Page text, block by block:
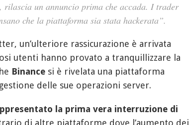
rilascia un annuncio prima che accada. I trader
che la piattaforma sia stata hackerata”.
un’ulteriore rassicurazione è arrivata
utenti hanno provato a tranquillizzare la
Binancesi è rivelata una piattaforma
delle sue operazioni server.
la prima vera interruzione di
di altre piattaforme dove l’aumento dei